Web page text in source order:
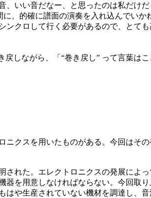
いい音だなー、と思ったのは私だけだ
、的確に譜面の演奏を入れ込んでいか
ンクロして行く必要があるので、とて
しながら、「“巻き戻し” って言葉は
ニクスを用いたものがある。今回はそ
された。エレクトロニクスの発展によ
器を用意しなければならない。今回取
はや生産されていない機材を調達し、